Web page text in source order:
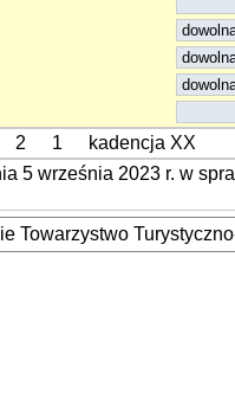
2 1 kadencja XX
5 września 2023 r. w
Towarzystwo